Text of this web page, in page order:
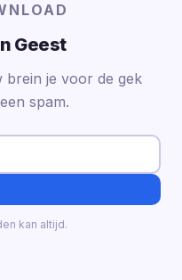
Geest
brein je voor de gek
spam.
kan altijd.